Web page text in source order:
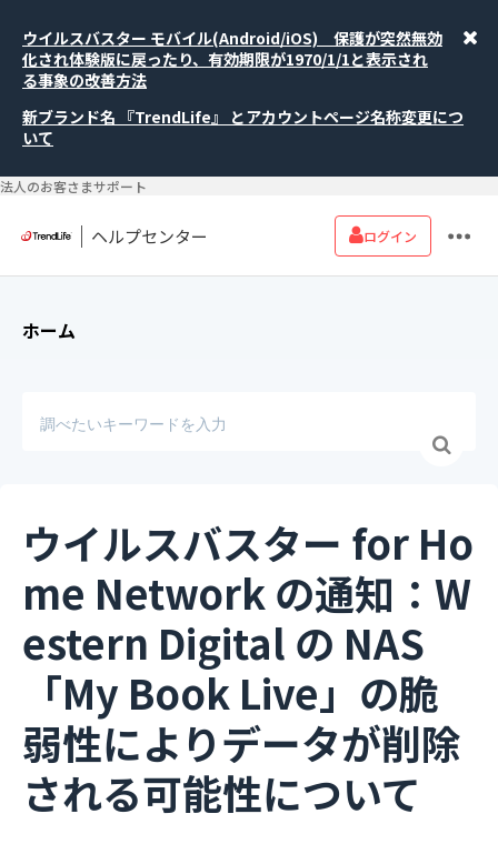
ウイルスバスター モバイル(Android/iOS) 保護が突然無効
化され体験版に戻ったり、有効期限が1970/1/1と表示され
る事象の改善方法
新ブランド名 『TrendLife』 とアカウントページ名称変更につ
いて
法人のお客さまサポート
ヘルプセンター ログイン
ホーム
ウイルスバスター for Ho
me Network の通知：W
estern Digital の NAS
「My Book Live」の脆
弱性によりデータが削除
される可能性について